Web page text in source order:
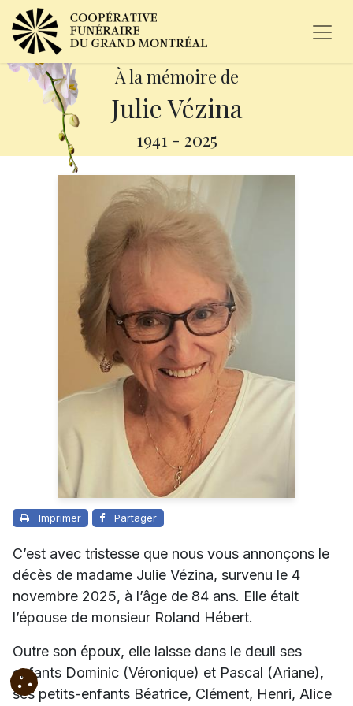
À la mémoire de
Julie Vézina
1941 - 2025
Imprimer Partager
C’est avec tristesse que nous vous annonçons le
décès de madame Julie Vézina, survenu le 4
novembre 2025, à l’âge de 84 ans. Elle était
l’épouse de monsieur Roland Hébert.
Outre son époux, elle laisse dans le deuil ses
enfants Dominic (Véronique) et Pascal (Ariane),
ses petits-enfants Béatrice, Clément, Henri, Alice